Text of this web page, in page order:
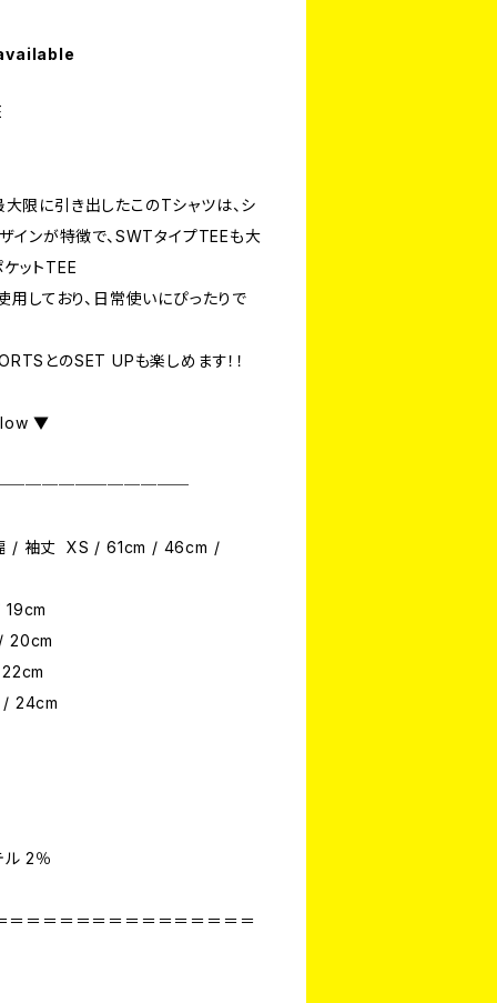
限に引き出したこのTシャツは、シ
インが特徴で、SWTタイプTEEも大
ットTEE
しており、日常使いにぴったりで
とのSET UPも楽しめます！！
▼
/ 袖丈 XS / 61cm / 46cm /
20cm
24cm
ル 2％
＝＝＝＝＝＝＝＝＝＝＝＝＝＝＝